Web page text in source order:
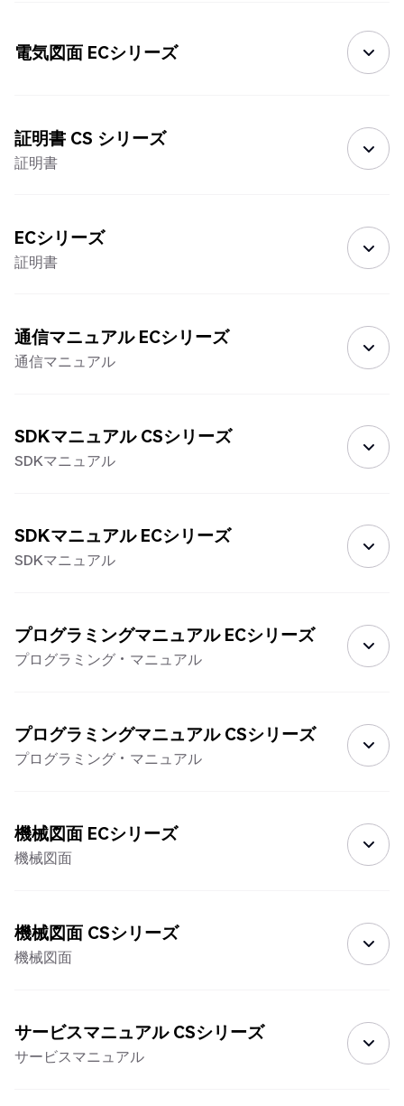
電気図面 ECシリーズ
証明書 CS シリーズ
証明書
ECシリーズ
証明書
通信マニュアル ECシリーズ
通信マニュアル
SDKマニュアル CSシリーズ
SDKマニュアル
SDKマニュアル ECシリーズ
SDKマニュアル
プログラミングマニュアル ECシリーズ
プログラミング・マニュアル
プログラミングマニュアル CSシリーズ
プログラミング・マニュアル
機械図面 ECシリーズ
機械図面
機械図面 CSシリーズ
機械図面
サービスマニュアル CSシリーズ
サービスマニュアル